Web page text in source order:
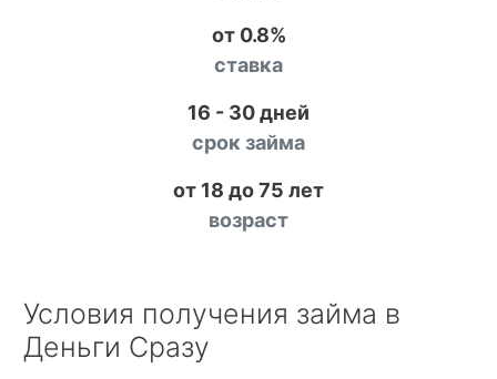
от 0.8%
ставка
16 - 30 дней
срок займа
от 18 до 75 лет
возраст
Условия получения займа в
Деньги Сразу